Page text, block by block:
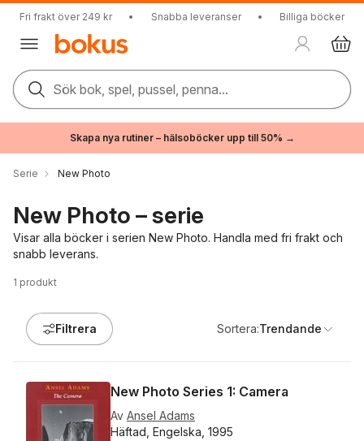
Fri frakt över 249 kr • Snabba leveranser • Billiga böcker
Sök bok, spel, pussel, penna...
Skapa nya rutiner – hälsoböcker upp till 50% →
Serie New Photo
New Photo – serie
Visar alla böcker i serien New Photo. Handla med fri frakt och
snabb leverans.
1 produkt
Filtrera Sortera:Trendande
New Photo Series 1: Camera
Av Ansel Adams
Häftad, Engelska, 1995